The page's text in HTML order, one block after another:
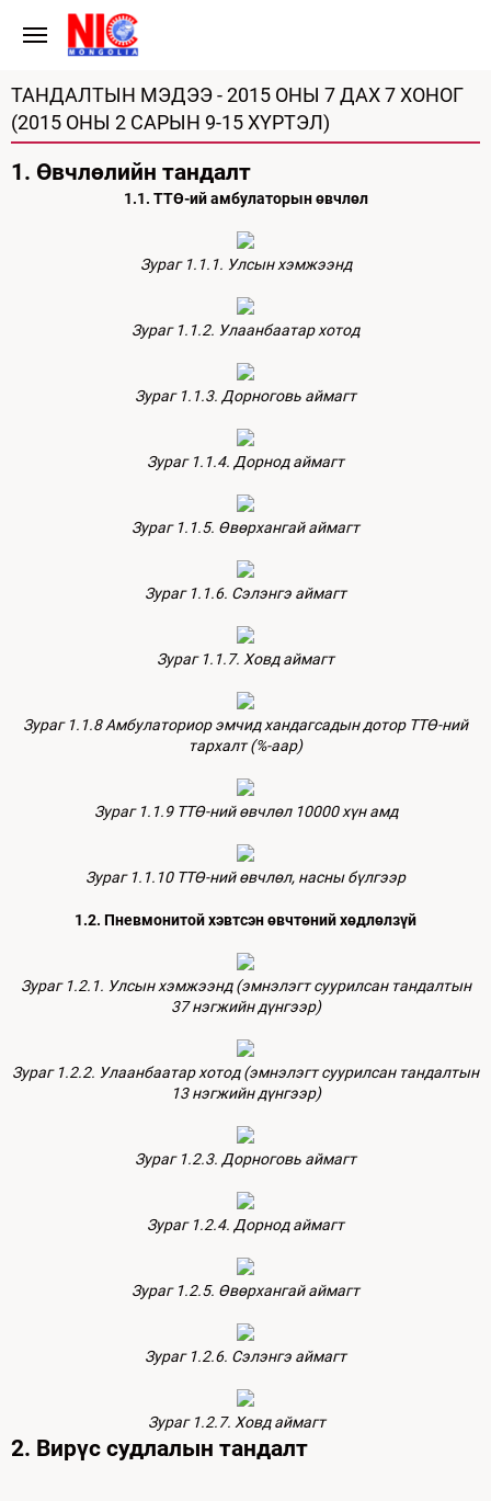
ТАНДАЛТЫН МЭДЭЭ - 2015 ОНЫ 7 ДАХ 7 ХОНОГ
(2015 ОНЫ 2 САРЫН 9-15 ХҮРТЭЛ)
1. Өвчлөлийн тандалт
1.1. ТТӨ-ий амбулаторын өвчлөл
Зураг 1.1.1. Улсын хэмжээнд
Зураг 1.1.2. Улаанбаатар хотод
Зураг 1.1.3. Дорноговь аймагт
Зураг 1.1.4. Дорнод аймагт
Зураг 1.1.5. Өвөрхангай аймагт
Зураг 1.1.6. Сэлэнгэ аймагт
Зураг 1.1.7. Ховд аймагт
Зураг 1.1.8 Амбулаториор эмчид хандагсадын дотор ТТӨ-ний
тархалт (%-аар)
Зураг 1.1.9 ТТӨ-ний өвчлөл 10000 хүн амд
Зураг 1.1.10 ТТӨ-ний өвчлөл, насны бүлгээр
1.2. Пневмонитой хэвтсэн өвчтөний хөдлөлзүй
Зураг 1.2.1. Улсын хэмжээнд (эмнэлэгт суурилсан тандалтын
37 нэгжийн дүнгээр)
Зураг 1.2.2. Улаанбаатар хотод (эмнэлэгт суурилсан тандалтын
13 нэгжийн дүнгээр)
Зураг 1.2.3. Дорноговь аймагт
Зураг 1.2.4. Дорнод аймагт
Зураг 1.2.5. Өвөрхангай аймагт
Зураг 1.2.6. Сэлэнгэ аймагт
Зураг 1.2.7. Ховд аймагт
2. Вирүс судлалын тандалт